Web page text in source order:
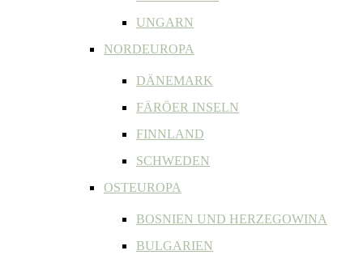
UNGARN
NORDEUROPA
DÄNEMARK
FÄRÖER INSELN
FINNLAND
SCHWEDEN
OSTEUROPA
BOSNIEN UND HERZEGOWINA
BULGARIEN